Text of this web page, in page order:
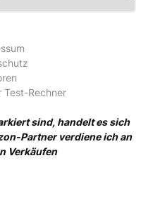
Test-Rechner
sind, handelt es sich
Partner verdiene ich an
Verkäufen